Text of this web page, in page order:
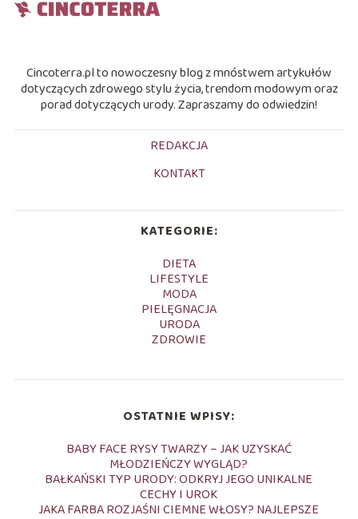
Cincoterra.pl to nowoczesny blog z mnóstwem artykułów
dotyczących zdrowego stylu życia, trendom modowym oraz
porad dotyczących urody. Zapraszamy do odwiedzin!
REDAKCJA
KONTAKT
KATEGORIE:
DIETA
LIFESTYLE
MODA
PIELĘGNACJA
URODA
ZDROWIE
OSTATNIE WPISY:
BABY FACE RYSY TWARZY – JAK UZYSKAĆ
MŁODZIEŃCZY WYGLĄD?
BAŁKAŃSKI TYP URODY: ODKRYJ JEGO UNIKALNE
CECHY I UROK
JAKA FARBA ROZJAŚNI CIEMNE WŁOSY? NAJLEPSZE